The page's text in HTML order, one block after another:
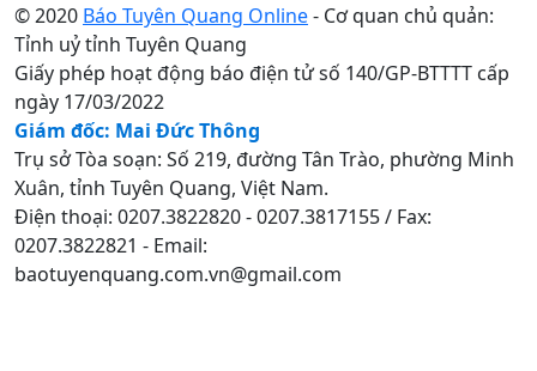
© 2020 Báo Tuyên Quang Online- Cơ quan chủ quản:
Tỉnh uỷ tỉnh Tuyên Quang
Giấy phép hoạt động báo điện tử số 140/GP-BTTTT cấp
ngày 17/03/2022
Giám đốc: Mai Đức Thông
Trụ sở Tòa soạn: Số 219, đường Tân Trào, phường Minh
Xuân, tỉnh Tuyên Quang, Việt Nam.
Điện thoại: 0207.3822820 - 0207.3817155 / Fax:
0207.3822821 - Email:
baotuyenquang.com.vn@gmail.com